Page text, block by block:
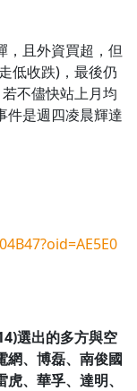
，且外資買超，但
低收跌)，最後仍
不儘快站上月均
件是週四凌晨輝達
選出的多方與空
網、博磊、南俊國
、華孚、達明、